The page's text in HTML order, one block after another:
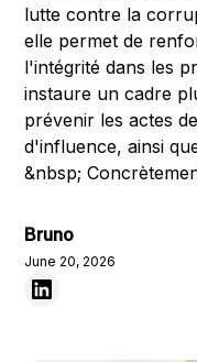
lutte contre la
elle permet de
l'intégrité dans les
instaure un cadre
prévenir les actes
d'influence, ainsi
&nbsp;
Bruno
June 20, 2026